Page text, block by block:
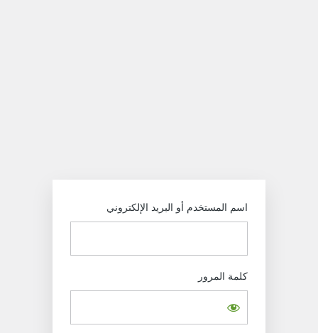
اسم المستخدم أو البريد الإلكتروني
كلمة المرور